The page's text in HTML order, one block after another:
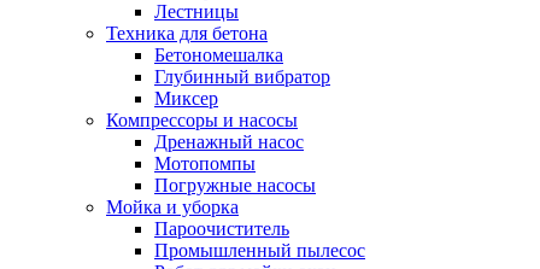
Лестницы
Техника для бетона
Бетономешалка
Глубинный вибратор
Миксер
Компрессоры и насосы
Дренажный насос
Мотопомпы
Погружные насосы
Мойка и уборка
Пароочиститель
Промышленный пылесос